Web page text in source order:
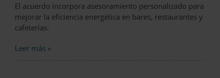
El acuerdo incorpora asesoramiento personalizado para
mejorar la eficiencia energética en bares, restaurantes y
cafeterías.
Leer más »